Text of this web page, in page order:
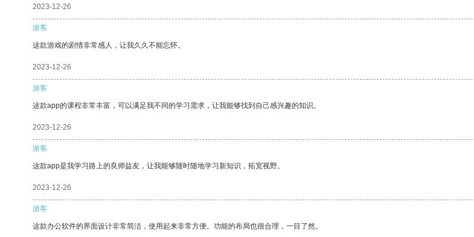
2023-12-26
游客
这款游戏的剧情非常感人，让我久久不能忘怀。
2023-12-26
游客
这款app的课程非常丰富，可以满足我不同的学习需求，让我能够找到自己感兴趣的知识。
2023-12-26
游客
这款app是我学习路上的良师益友，让我能够随时随地学习新知识，拓宽视野。
2023-12-26
游客
这款办公软件的界面设计非常简洁，使用起来非常方便。功能的布局也很合理，一目了然。